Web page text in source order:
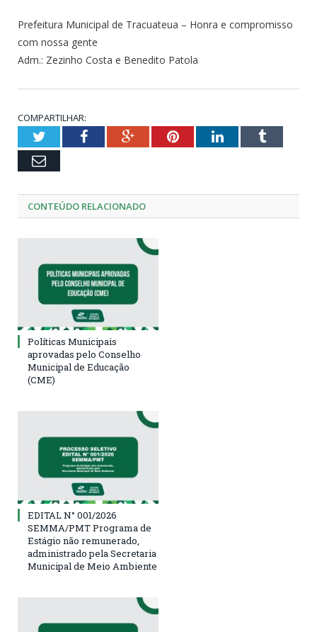
Prefeitura Municipal de Tracuateua – Honra e compromisso
com nossa gente
Adm.: Zezinho Costa e Benedito Patola
COMPARTILHAR:
TwitterFacebookGoogle+PinterestLinkedInTumblr
Email
CONTEÚDO RELACIONADO
Políticas Municipais
aprovadas pelo Conselho
Municipal de Educação
(CME)
EDITAL N° 001/2026
SEMMA/PMT Programa de
Estágio não remunerado,
administrado pela Secretaria
Municipal de Meio Ambiente